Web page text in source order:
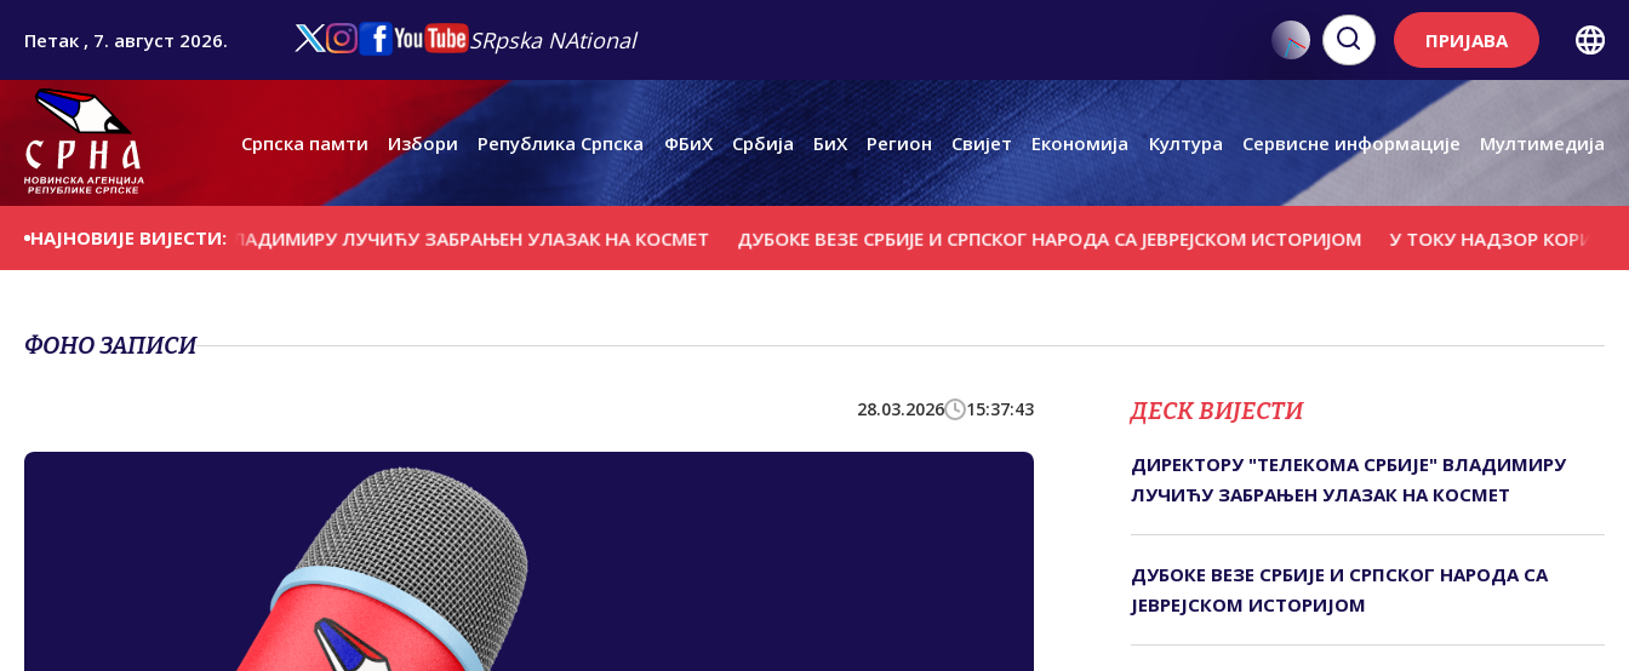
Петак , 7. август 2026. SRpska NAtional ПРИЈАВА
Српска памти Избори Република Српска ФБиХ Србија БиХ Регион Свијет Економија Култура Сервисне информације Мултимедија
НАЈНОВИЈЕ ВИЈЕСТИ:
СРБИЈЕ" ВЛАДИМИРУ ЛУЧИЋУ ЗАБРАЊЕН УЛАЗАК НА КОСМЕТ ДУБОКЕ ВЕЗЕ СРБИЈЕ И СРПСКОГ НАРОДА СА ЈЕВРЕЈСКОМ ИСТОРИЈОМ У ТОКУ НАДЗОР
ФОНО ЗАПИСИ
28.03.2026 15:37:43 ДЕСК ВИЈЕСТИ
ДИРЕКТОРУ "ТЕЛЕКОМА СРБИЈЕ" ВЛАДИМИРУ
ЛУЧИЋУ ЗАБРАЊЕН УЛАЗАК НА КОСМЕТ
ДУБОКЕ ВЕЗЕ СРБИЈЕ И СРПСКОГ НАРОДА СА
ЈЕВРЕЈСКОМ ИСТОРИЈОМ